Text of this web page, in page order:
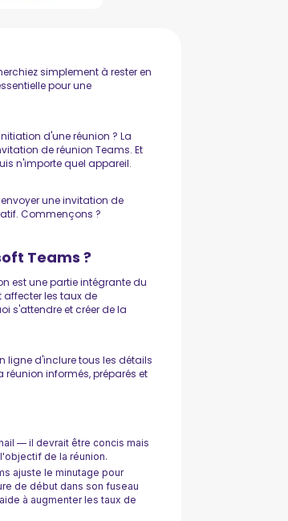
simplement à rester en
pour une
d'une réunion ? La
de réunion Teams. Et
n'importe quel appareil.
une invitation de
Commençons ?
Teams ?
est une partie intégrante du
les taux de
s'attendre et créer de la
ligne d'inclure tous les détails
informés, préparés et
— il devrait être concis mais
de la réunion.
ajuste le minutage pour
de début dans son fuseau
à augmenter les taux de